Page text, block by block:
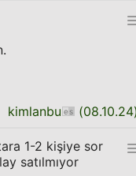
kimlanbu (08.10.24
1-2 kişiye sor
satılmıyor